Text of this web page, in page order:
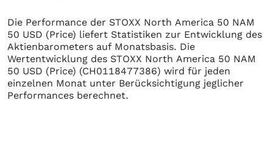
Die Performance der STOXX North America 50 NAM
50 USD (Price) liefert Statistiken zur Entwicklung des
Aktienbarometers auf Monatsbasis. Die
Wertentwicklung des STOXX North America 50 NAM
50 USD (Price) (CH0118477386) wird für jeden
einzelnen Monat unter Berücksichtigung jeglicher
Performances berechnet.